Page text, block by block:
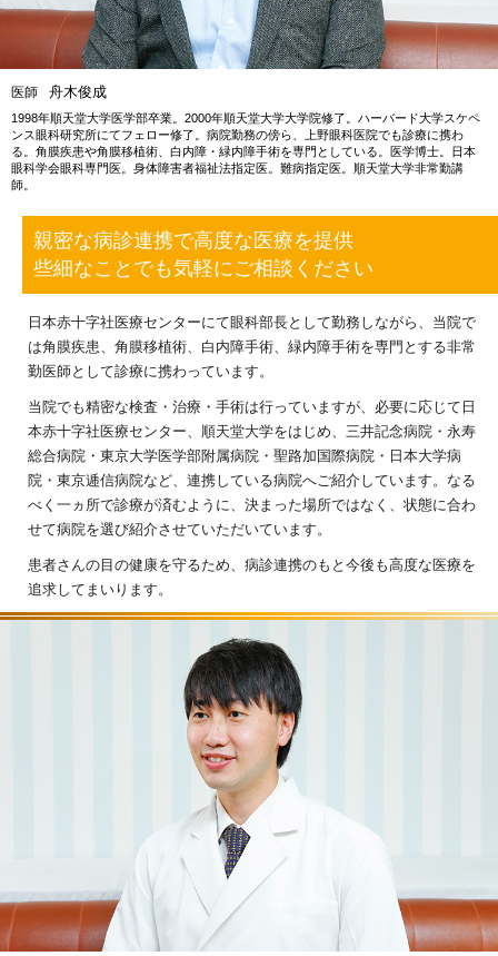
医師 舟木俊成
1998年順天堂大学医学部卒業。2000年順天堂大学大学院修了。ハーバード大学スケペ
ンス眼科研究所にてフェロー修了。病院勤務の傍ら、上野眼科医院でも診療に携わ
る。角膜疾患や角膜移植術、白内障・緑内障手術を専門としている。医学博士。日本
眼科学会眼科専門医。身体障害者福祉法指定医。難病指定医。順天堂大学非常勤講
師。
親密な病診連携で高度な医療を提供
些細なことでも気軽にご相談ください
日本赤十字社医療センターにて眼科部長として勤務しながら、当院で
は角膜疾患、角膜移植術、白内障手術、緑内障手術を専門とする非常
勤医師として診療に携わっています。
当院でも精密な検査・治療・手術は行っていますが、必要に応じて日
本赤十字社医療センター、順天堂大学をはじめ、三井記念病院・永寿
総合病院・東京大学医学部附属病院・聖路加国際病院・日本大学病
院・東京逓信病院など、連携している病院へご紹介しています。なる
べく一ヵ所で診療が済むように、決まった場所ではなく、状態に合わ
せて病院を選び紹介させていただいています。
患者さんの目の健康を守るため、病診連携のもと今後も高度な医療を
追求してまいります。